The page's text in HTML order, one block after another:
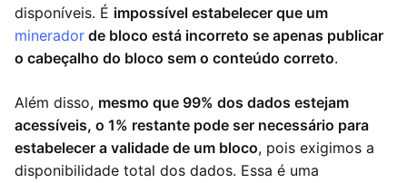
disponíveis. É impossível estabelecer que um
minerador de bloco está incorreto se apenas publicar
o cabeçalho do bloco sem o conteúdo correto.
Além disso, mesmo que 99% dos dados estejam
acessíveis, o 1% restante pode ser necessário para
estabelecer a validade de um bloco, pois exigimos a
disponibilidade total dos dados. Essa é uma